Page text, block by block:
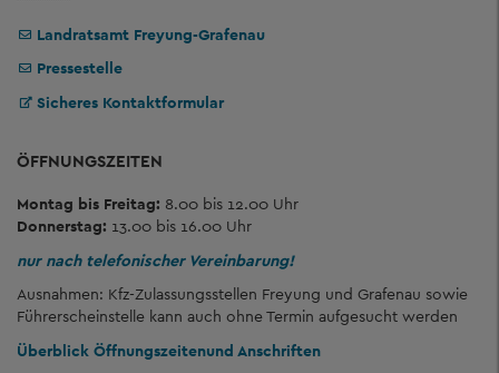
Landratsamt Freyung-Grafenau
Pressestelle
Sicheres Kontaktformular
ÖFFNUNGSZEITEN
Montag bis Freitag: 8.00 bis 12.00 Uhr
Donnerstag: 13.00 bis 16.00 Uhr
nur nach telefonischer Vereinbarung!
Ausnahmen: Kfz-Zulassungsstellen Freyung und Grafenau sowie
Führerscheinstelle kann auch ohne Termin aufgesucht werden
Überblick Öffnungszeitenund Anschriften